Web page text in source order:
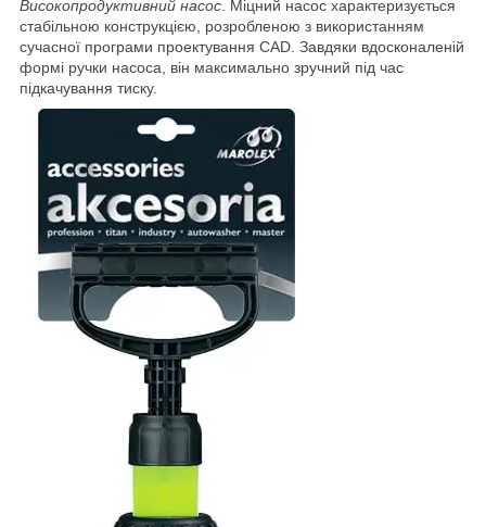
Високопродуктивний насос . Міцний насос характеризується
стабільною конструкцією, розробленою з використанням
сучасної програми проектування CAD. Завдяки вдосконаленій
формі ручки насоса, він максимально зручний під час
підкачування тиску.